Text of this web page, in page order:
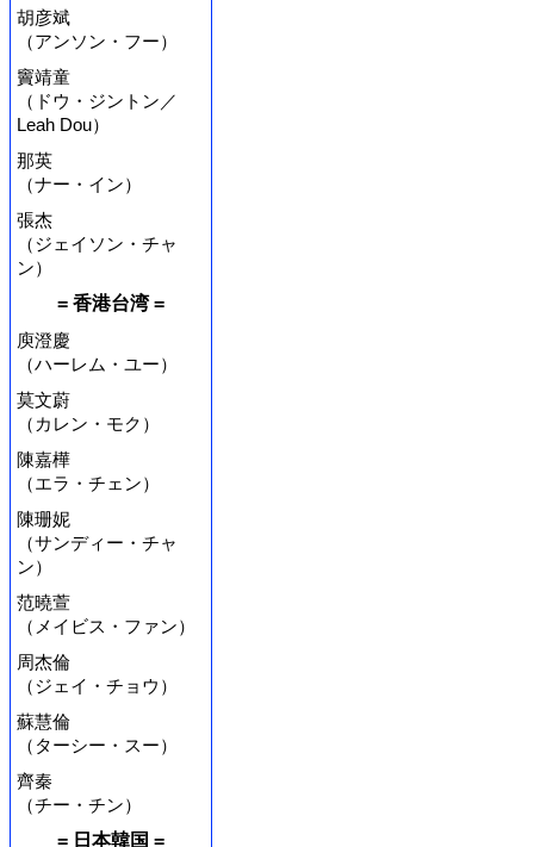
胡彦斌
（アンソン・フー）
竇靖童
（ドウ・ジントン／
Leah Dou）
那英
（ナー・イン）
張杰
（ジェイソン・チャ
ン）
= 香港台湾 =
庾澄慶
（ハーレム・ユー）
莫文蔚
（カレン・モク）
陳嘉樺
（エラ・チェン）
陳珊妮
（サンディー・チャ
ン）
范曉萱
（メイビス・ファン）
周杰倫
（ジェイ・チョウ）
蘇慧倫
（ターシー・スー）
齊秦
（チー・チン）
= 日本韓国 =